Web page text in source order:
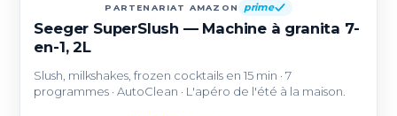
PARTENARIAT AMAZON prime
Seeger SuperSlush — Machine à granita 7-
en-1, 2L
Slush, milkshakes, frozen cocktails en 15 min · 7
programmes · AutoClean · L'apéro de l'été à la maison.